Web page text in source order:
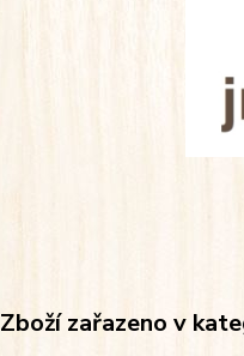
Zboží zařazeno v